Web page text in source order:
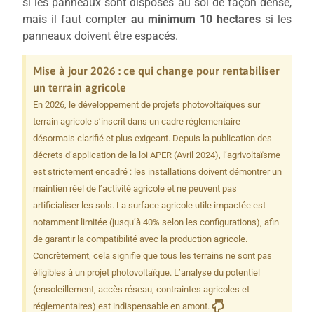
mais il faut compter au minimum 10 hectaressi les
panneaux doivent être espacés.
Mise à jour 2026 : ce qui change pour rentabiliser
un terrain agricole
En 2026, le développement de projets photovoltaïques sur
terrain agricole s’inscrit dans un cadre réglementaire
désormais clarifié et plus exigeant. Depuis la publication des
décrets d’application de la loi APER (Avril 2024), l’agrivoltaïsme
est strictement encadré : les installations doivent démontrer un
maintien réel de l’activité agricole et ne peuvent pas
artificialiser les sols. La surface agricole utile impactée est
notamment limitée (jusqu’à 40% selon les configurations), afin
de garantir la compatibilité avec la production agricole.
Concrètement, cela signifie que tous les terrains ne sont pas
éligibles à un projet photovoltaïque. L’analyse du potentiel
(ensoleillement, accès réseau, contraintes agricoles et
réglementaires) est indispensable en amont.